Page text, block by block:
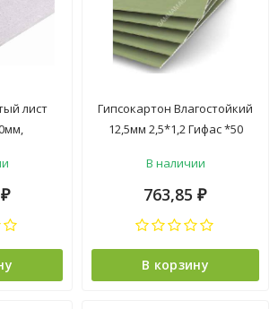
лист
₽
Гипсокартон Влагостойкий
12,5мм 2,5*1,2 Гифас *50
В наличии
763,85 ₽
В корзину